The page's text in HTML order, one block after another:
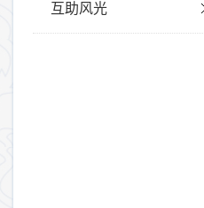
互助风光